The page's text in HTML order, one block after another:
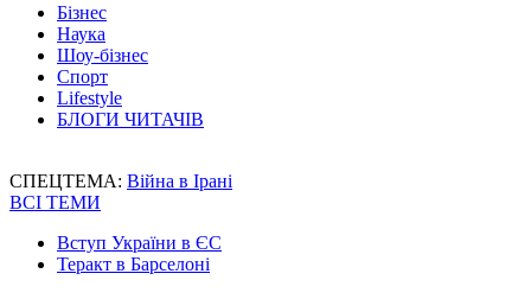
Бізнес
Наука
Шоу-бізнес
Спорт
Lifestyle
БЛОГИ ЧИТАЧІВ
СПЕЦТЕМА: Війна в Ірані
ВСІ ТЕМИ
Вступ України в ЄС
Теракт в Барселоні